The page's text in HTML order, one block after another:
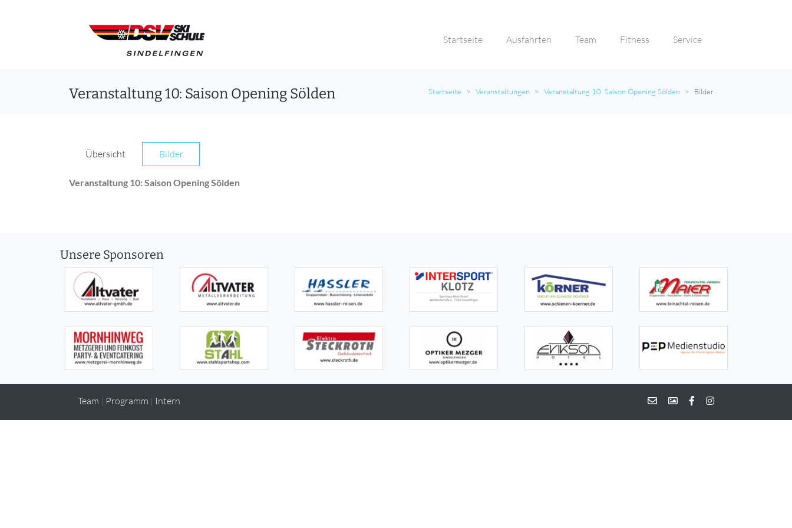
Startseite Ausfahrten Team Fitness Service
Veranstaltung 10: Saison Opening Sölden Startseite Veranstaltungen Veranstaltung 10: Saison Opening Sölden Bilder
Übersicht Bilder
Veranstaltung 10: Saison Opening Sölden
Unsere Sponsoren
Team | Programm | Intern